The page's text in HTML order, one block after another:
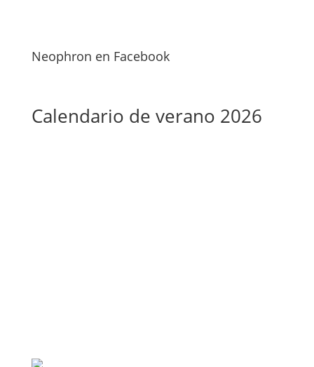
Neophron en Facebook
Calendario de verano 2026